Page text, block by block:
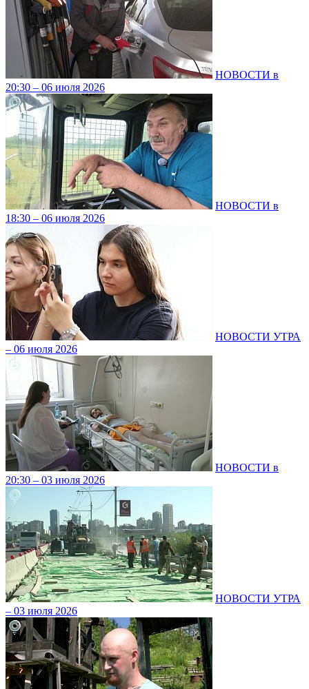
НОВОСТИ в
20:30 – 06 июля 2026
НОВОСТИ в
18:30 – 06 июля 2026
НОВОСТИ УТРА
– 06 июля 2026
НОВОСТИ в
20:30 – 03 июля 2026
НОВОСТИ УТРА
– 03 июля 2026